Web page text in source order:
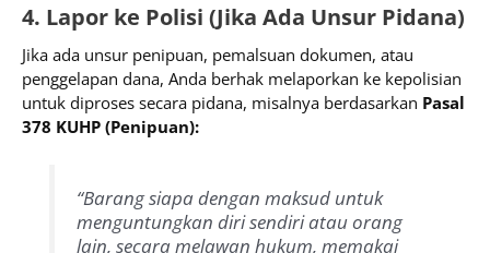
4. Lapor ke Polisi (Jika Ada Unsur Pidana)
Jika ada unsur penipuan, pemalsuan dokumen, atau
penggelapan dana, Anda berhak melaporkan ke kepolisian
untuk diproses secara pidana, misalnya berdasarkan Pasal
378 KUHP (Penipuan):
“Barang siapa dengan maksud untuk
menguntungkan diri sendiri atau orang
lain, secara melawan hukum, memakai